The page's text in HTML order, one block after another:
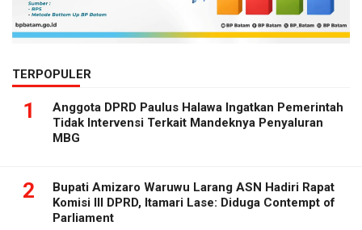
TERPOPULER
1
Anggota DPRD Paulus Halawa Ingatkan Pemerintah
Tidak Intervensi Terkait Mandeknya Penyaluran
MBG
2
Bupati Amizaro Waruwu Larang ASN Hadiri Rapat
Komisi III DPRD, Itamari Lase: Diduga Contempt of
Parliament